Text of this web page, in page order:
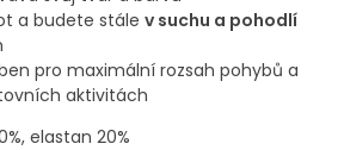
a budete stále v suchu a pohodlí
pro maximální rozsah pohybů a
aktivitách
elastan 20%